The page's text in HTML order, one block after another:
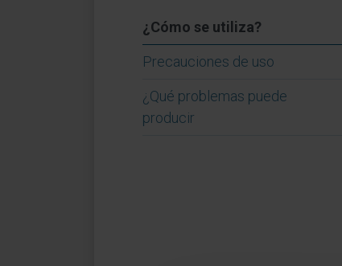
¿Cómo se utiliza?
Precauciones de uso
¿Qué problemas puede
producir